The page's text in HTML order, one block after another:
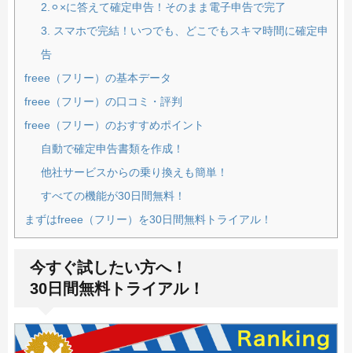
2.⚪︎×に答えて確定申告！そのまま電子申告で完了
3. スマホで完結！いつでも、どこでもスキマ時間に確定申
告
freee（フリー）の基本データ
freee（フリー）の口コミ・評判
freee（フリー）のおすすめポイント
自動で確定申告書類を作成！
他社サービスからの乗り換えも簡単！
すべての機能が30日間無料！
まずはfreee（フリー）を30日間無料トライアル！
今すぐ試したい方へ！
30日間無料トライアル！